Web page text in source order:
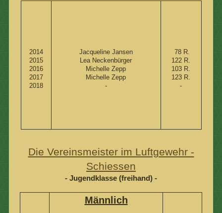
2014
2015
2016
2017
2018
Jacqueline Jansen
Lea Neckenbürger
Michelle Zepp
Michelle Zepp
-
78 R.
122 R.
103 R.
123 R.
-
Die Vereinsmeister im Luftgewehr -
Schiessen
- Jugendklasse (freihand) -
Männlich